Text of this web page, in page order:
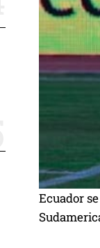
Ecuador